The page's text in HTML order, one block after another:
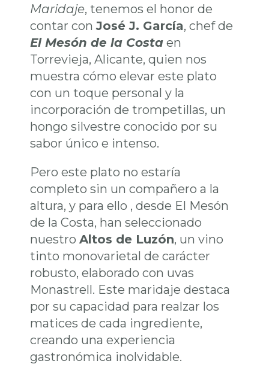
Maridaje, tenemos el honor de
contar con José J. García, chef de
El Mesón de la Costa en
Torrevieja, Alicante, quien nos
muestra cómo elevar este plato
con un toque personal y la
incorporación de trompetillas, un
hongo silvestre conocido por su
sabor único e intenso.
Pero este plato no estaría
completo sin un compañero a la
altura, y para ello , desde El Mesón
de la Costa, han seleccionado
nuestro Altos de Luzón, un vino
tinto monovarietal de carácter
robusto, elaborado con uvas
Monastrell. Este maridaje destaca
por su capacidad para realzar los
matices de cada ingrediente,
creando una experiencia
gastronómica inolvidable.